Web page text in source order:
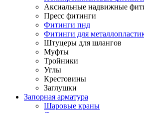
Аксиальные надвижные
Пресс фитинги
Фитинги пнд
Фитинги для
Штуцеры для шлангов
Муфты
Тройники
Углы
Крестовины
Заглушки
Запорная арматура
Шаровые краны